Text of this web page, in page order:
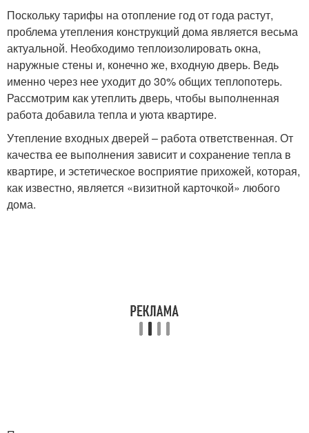
Поскольку тарифы на отопление год от года растут,
проблема утепления конструкций дома является весьма
актуальной. Необходимо теплоизолировать окна,
наружные стены и, конечно же, входную дверь. Ведь
именно через нее уходит до 30% общих теплопотерь.
Рассмотрим как утеплить дверь, чтобы выполненная
работа добавила тепла и уюта квартире.
Утепление входных дверей – работа ответственная. От
качества ее выполнения зависит и сохранение тепла в
квартире, и эстетическое восприятие прихожей, которая,
как известно, является «визитной карточкой» любого
дома.